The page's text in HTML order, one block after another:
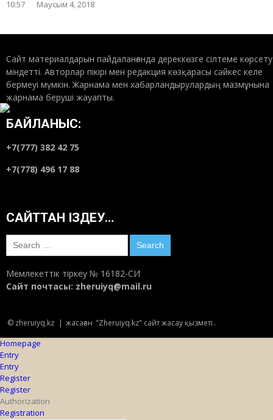
10:57 Маусым 4, 2018
Сайт материалдарын пайдаланғанда дереккөзге сілтеме көрсету
міндетті. Авторлар пікірі мен редакция көзқарасы сәйкес келе
бермеуі мүмкін. Жарнама мен хабарландырулардың мазмұнына
жарнама беруші жауапты.
БАЙЛАНЫС:
+7(777) 382 42 75
+7(778) 496 17 88
САЙТТАН ІЗДЕУ…
Search
for:
Мемлекеттік тіркеу № 16182-СИ
Сайт почтасы: zheruiyq@mail.ru
© zheruiyq.kz | жасаған "Zheruiyq.kz" сайт жасау қызметі .
Homepage
Entry
Entry
Register
Register
Authorization
Registration